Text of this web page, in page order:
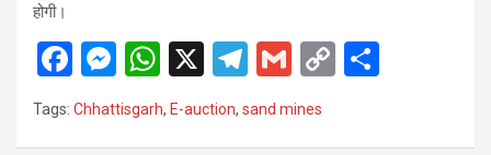
होगी।
F
a
ce
M
es
se
W
h
at
X
T
e
G
m
ail
C
Tags: Chhattisgarh, E-auction, sand mines